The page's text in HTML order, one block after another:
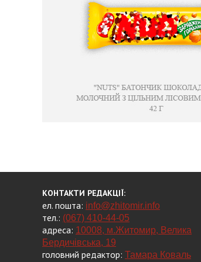
КОНТАКТИ РЕДАКЦІЇ:
ел. пошта: info@zhitomir.info
тел.: (067) 410-44-05
адреса: 10008, м.Житомир, Велика
Бердичівська, 19
головний редактор: Тамара Коваль